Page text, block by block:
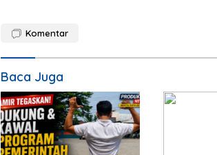
Komentar
Baca Juga